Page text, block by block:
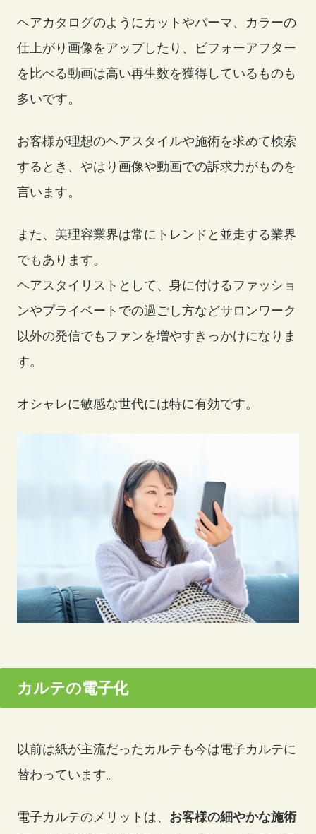
ヘアカタログのようにカットやパーマ、カラーの
仕上がり画像をアップしたり、ビフォーアフター
を比べる動画は高い再生数を獲得しているものも
多いです。
お客様が理想のヘアスタイルや施術を求めて検索
するとき、やはり画像や動画での訴求力がものを
言います。
また、美理容業界は常にトレンドと並走する業界
でもあります。
ヘアスタイリストとして、身に付けるファッショ
ンやプライベートでの過ごし方などサロンワーク
以外の発信でもファンを増やすきっかけになりま
す。
オシャレに敏感な世代には特に有効です。
カルテの電子化
以前は紙が主流だったカルテも今は電子カルテに
替わっています。
電子カルテのメリットは、 お客様の細やかな施術